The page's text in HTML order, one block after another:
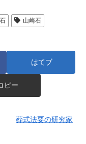
山崎石
はてブ
ピー
葬式法要の研究家